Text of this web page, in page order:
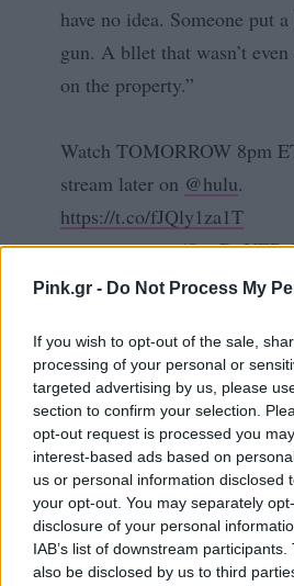
Pink.gr - Do Not Process My
If you wish to opt-out of the sale,
processing of your personal or
targeted advertising by us, please
section to confirm your selection.
opt-out request is processed you
interest-based ads based on
us or personal information disclosed
your opt-out. You may separately
disclosure of your personal
IAB’s list of downstream
also be disclosed by us to third
have no idea. Someone put
gun. A bllet that wasn’t even
on the property.”
Watch TOMORROW 8pm
stream later on @hulu.
https://t.co/fJQly1za1T
pic.twitter.com/
— ABC News (@ABC)
Αναφορικά με το πώς έγιναν
Μπάλντουιν αρνείται πως
«Η σκανδάλη δεν
θα στόχευα ποτέ κάποιον με
τραβούσα την σκανδάλη,
σημείο.
Ακόμη δεν είναι γνωστό γιατί